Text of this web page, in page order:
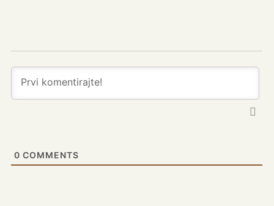
0 COMMENTS